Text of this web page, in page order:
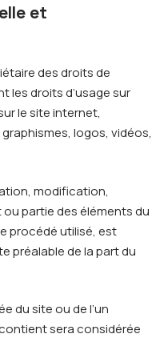
et
des droits de
les droits d’usage sur
le site internet,
logos, vidéos,
modification,
partie des éléments du
procédé utilisé, est
préalable de la part du
du site ou de l’un
sera considérée